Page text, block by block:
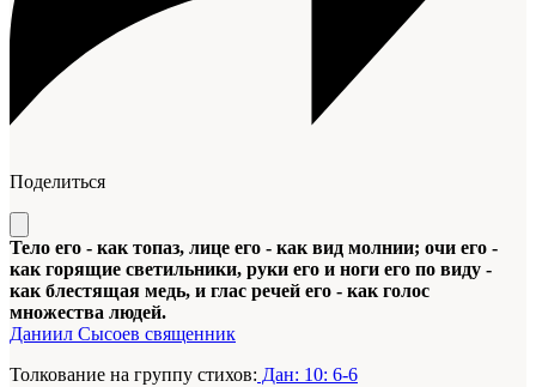
Поделиться
Тело его - как топаз, лице его - как вид молнии; очи его -
как горящие светильники, руки его и ноги его по виду -
как блестящая медь, и глас речей его - как голос
множества людей.
Даниил Сысоев священник
Толкование на группу стихов: Дан: 10: 6-6